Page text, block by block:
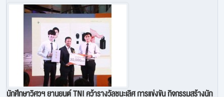
นักศึกษาวิศวฯ ยานยนต์ TNI คว้ารางวัลชนะเลิศ การแข่งขัน กิจกรรมสร้างนัก